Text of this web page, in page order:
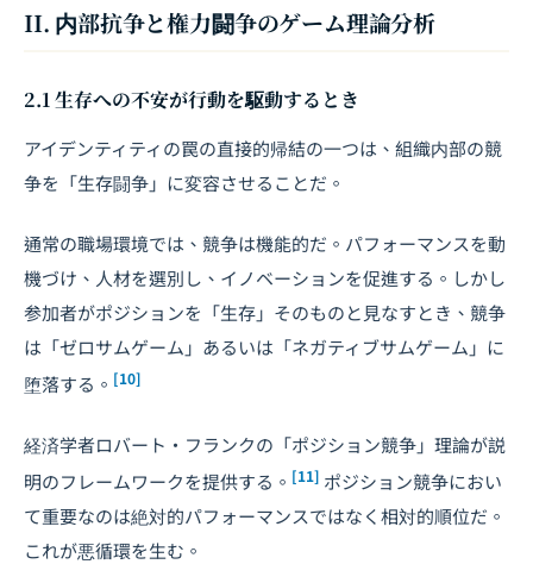
II. 内部抗争と権力闘争のゲーム理論分析
2.1 生存への不安が行動を駆動するとき
アイデンティティの罠の直接的帰結の一つは、組織内部の競
争を「生存闘争」に変容させることだ。
通常の職場環境では、競争は機能的だ。パフォーマンスを動
機づけ、人材を選別し、イノベーションを促進する。しかし
参加者がポジションを「生存」そのものと見なすとき、競争
は「ゼロサムゲーム」あるいは「ネガティブサムゲーム」に
堕落する。 [10]
経済学者ロバート・フランクの「ポジション競争」理論が説
明のフレームワークを提供する。 [11] ポジション競争におい
て重要なのは絶対的パフォーマンスではなく相対的順位だ。
これが悪循環を生む。